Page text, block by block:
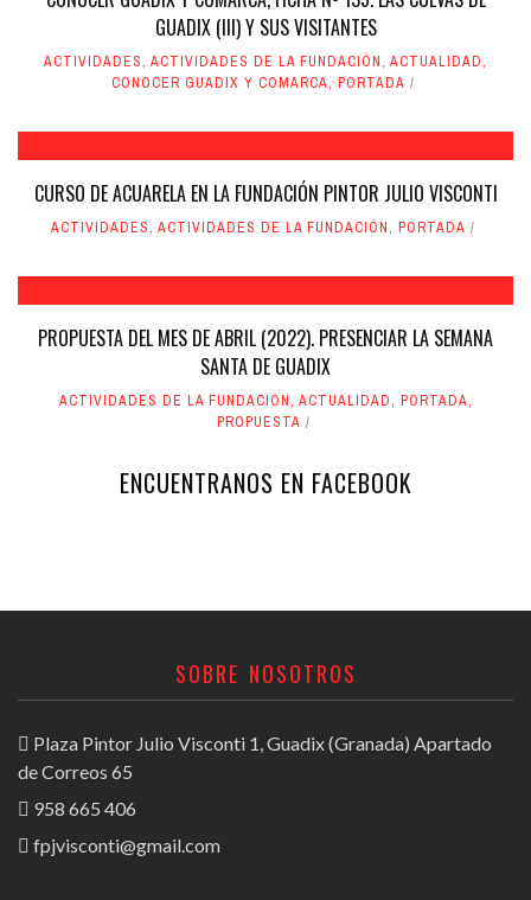
GUADIX (III) Y SUS VISITANTES
ACTIVIDADES, ACTIVIDADES DE LA FUNDACIÓN, ACTUALIDAD,
CONOCER GUADIX Y COMARCA, PORTADA
CURSO DE ACUARELA EN LA FUNDACIÓN PINTOR JULIO VISCONTI
ACTIVIDADES, ACTIVIDADES DE LA FUNDACIÓN, PORTADA
PROPUESTA DEL MES DE ABRIL (2022). PRESENCIAR LA SEMANA
SANTA DE GUADIX
ACTIVIDADES DE LA FUNDACIÓN, ACTUALIDAD, PORTADA,
PROPUESTA
ENCUENTRANOS EN FACEBOOK
SOBRE NOSOTROS
Plaza Pintor Julio Visconti 1, Guadix (Granada) Apartado
de Correos 65
958 665 406
fpjvisconti@gmail.com